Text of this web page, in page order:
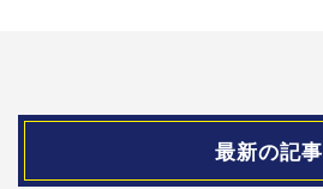
最新の記事